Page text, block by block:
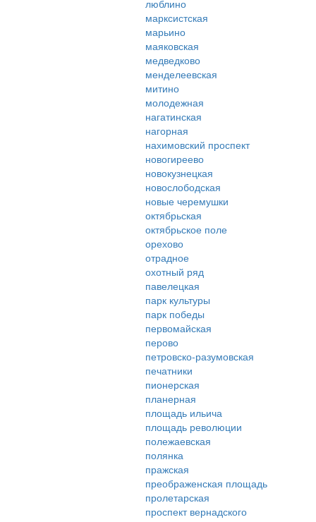
люблино
марксистская
марьино
маяковская
медведково
менделеевская
митино
молодежная
нагатинская
нагорная
нахимовский проспект
новогиреево
новокузнецкая
новослободская
новые черемушки
октябрьская
октябрьское поле
орехово
отрадное
охотный ряд
павелецкая
парк культуры
парк победы
первомайская
перово
петровско-разумовская
печатники
пионерская
планерная
площадь ильича
площадь революции
полежаевская
полянка
пражская
преображенская площадь
пролетарская
проспект вернадского